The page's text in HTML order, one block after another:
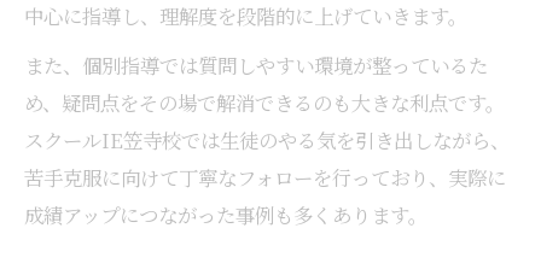
中心に指導し、理解度を段階的に上げていきます。
また、個別指導では質問しやすい環境が整っているた
め、疑問点をその場で解消できるのも大きな利点です。
スクールIE笠寺校では生徒のやる気を引き出しながら、
苦手克服に向けて丁寧なフォローを行っており、実際に
成績アップにつながった事例も多くあります。